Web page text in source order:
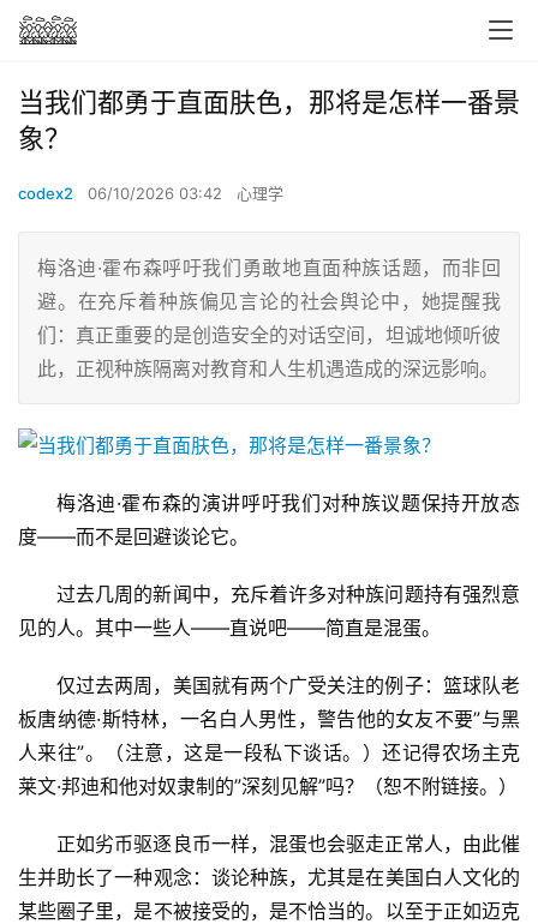
当我们都勇于直面肤色，那将是怎样一番景
象？
codex2 06/10/2026 03:42 心理学
梅洛迪·霍布森呼吁我们勇敢地直面种族话题，而非回
避。在充斥着种族偏见言论的社会舆论中，她提醒我
们：真正重要的是创造安全的对话空间，坦诚地倾听彼
此，正视种族隔离对教育和人生机遇造成的深远影响。
梅洛迪·霍布森的演讲呼吁我们对种族议题保持开放态
度——而不是回避谈论它。
过去几周的新闻中，充斥着许多对种族问题持有强烈意
见的人。其中一些人——直说吧——简直是混蛋。
仅过去两周，美国就有两个广受关注的例子：篮球队老
板唐纳德·斯特林，一名白人男性，警告他的女友不要”与黑
人来往”。（注意，这是一段私下谈话。）还记得农场主克
莱文·邦迪和他对奴隶制的”深刻见解”吗？（恕不附链接。）
正如劣币驱逐良币一样，混蛋也会驱走正常人，由此催
生并助长了一种观念：谈论种族，尤其是在美国白人文化的
某些圈子里，是不被接受的，是不恰当的。以至于正如迈克